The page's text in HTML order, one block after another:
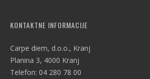
KONTAKTNE INFORMACIJE
Carpe diem, d.o.o., Kranj
Planina 3, 4000 Kranj
Telefon: 04 280 78 00